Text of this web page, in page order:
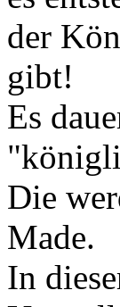
der
gibt!
Es
Die
Made.
In